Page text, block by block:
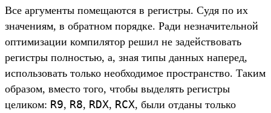
Все аргу­мен­ты помеща­ются в регис­тры. Судя по их
зна­чени­ям, в обратном поряд­ке. Ради нез­начитель­ной
опти­миза­ции ком­пилятор решил не задей­ство­вать
регис­тры пол­ностью, а, зная типы дан­ных наперед,
исполь­зовать толь­ко необ­ходимое прос­транс­тво. Таким
обра­зом, вмес­то того, что­бы выделять регис­тры
целиком: R9, R8, RDX, RCX, были отда­ны толь­ко